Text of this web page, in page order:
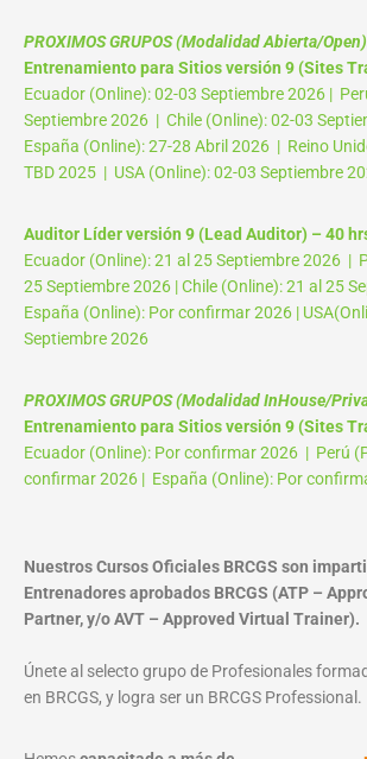
PROXIMOS GRUPOS (Modalidad Abierta/
Entrenamiento para Sitios versión 9 (Sites
Ecuador (Online): 02-03 Septiembre 2026 |
Septiembre 2026 | Chile (Online): 02-03
España (Online): 27-28 Abril 2026 | Reino
TBD 2025 | USA (Online): 02-03 Septiembre
Auditor Líder versión 9 (Lead Auditor) – 40
Ecuador (Online): 21 al 25 Septiembre 2026 |
25 Septiembre 2026 | Chile (Online): 21 al 25
España (Online): Por confirmar 2026 |
Septiembre 2026
PROXIMOS GRUPOS (Modalidad InHouse/
Entrenamiento para Sitios versión 9 (Sites
Ecuador (Online): Por confirmar 2026 | Perú
confirmar 2026 | España (Online): Por
Nuestros Cursos Oficiales BRCGS son
Entrenadores aprobados BRCGS (ATP –
Partner, y/o AVT – Approved Virtual Trainer).
Únete al selecto grupo de Profesionales
en BRCGS, y logra ser un BRCGS Professional.